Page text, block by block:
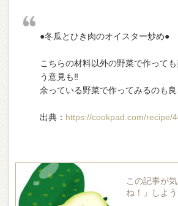
●冬瓜とひき肉のオイスター炒め●
こちらの材料以外の野菜で作って
う意見も‼︎
余っている野菜で作ってみるのも良
出典： https://cookpad.com/recipe/
この記事が
ね！」しよう